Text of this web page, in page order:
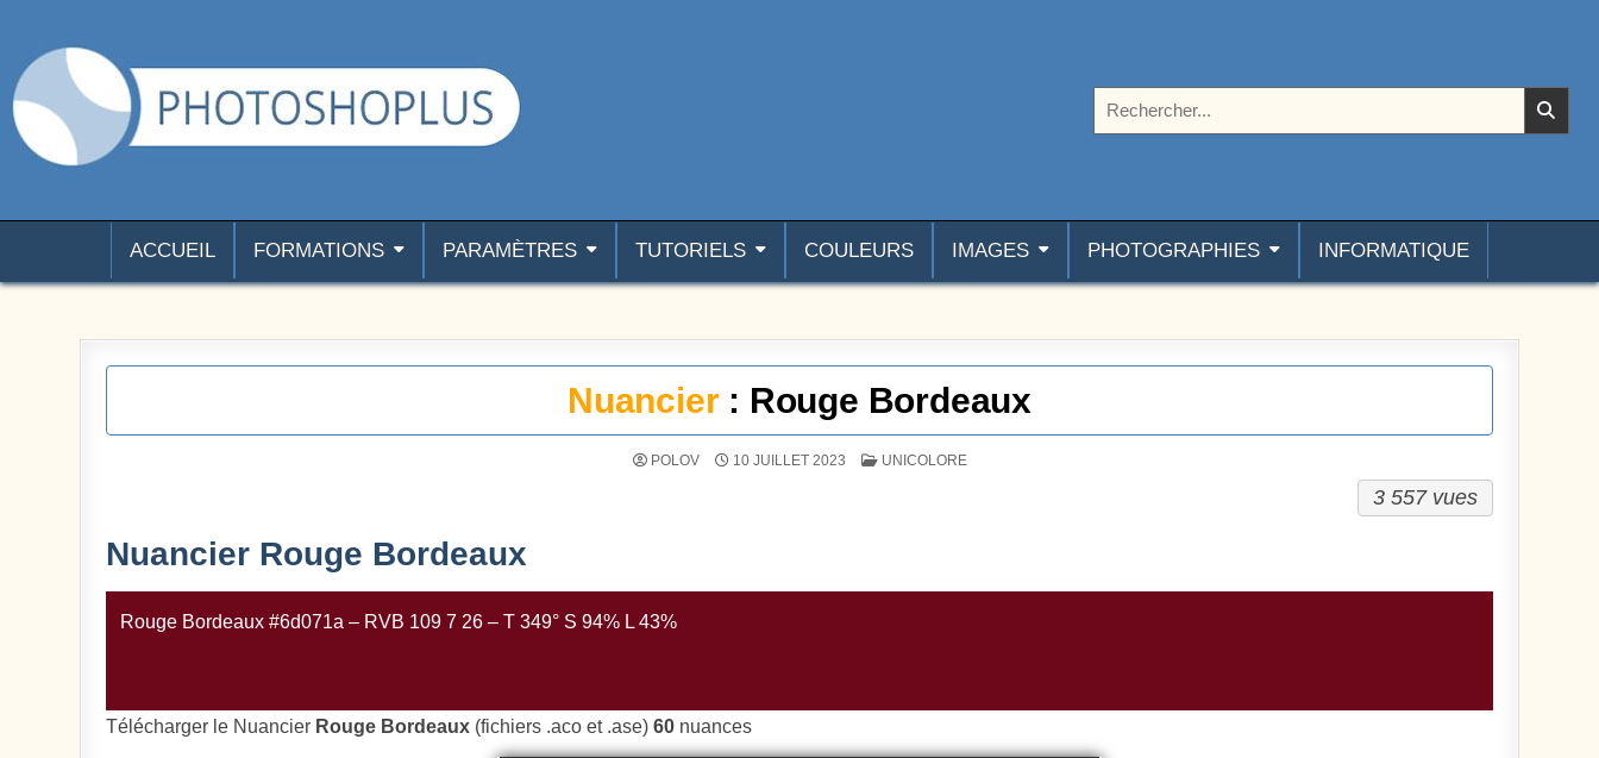
ACCUEIL FORMATIONS PARAMÈTRES TUTORIELS COULEURS IMAGES PHOTOGRAPHIES INFORMATIQUE
Nuancier: Rouge Bordeaux
POLOV 10 JUILLET 2023 POSTÉ DANS
UNICOLORE
3 557 vues
Nuancier Rouge Bordeaux
Rouge Bordeaux #6d071a – RVB 109 7 26 – T 349° S 94% L 43%
Télécharger le Nuancier Rouge Bordeaux (fichiers .aco et .ase)60 nuances